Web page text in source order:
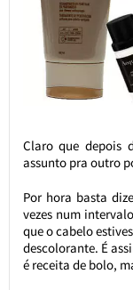
Claro que depois
assunto pra outro
Por hora basta
vezes num
que o cabelo
descolorante. É
é receita de bolo,